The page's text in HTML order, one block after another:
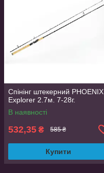
Спінінг штекерний PHOENIX
Explorer 2.7м. 7-28г.
В наявності
532,35 ₴ 585 ₴
Купити